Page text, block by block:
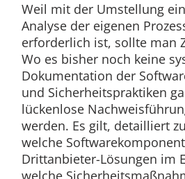
Weil mit der Umstellung
Analyse der eigenen
erforderlich ist, sollte man
Wo es bisher noch keine
Dokumentation der
und Sicherheitspraktiken
lückenlose
werden. Es gilt, detailliert
welche
Drittanbieter-Lösungen im